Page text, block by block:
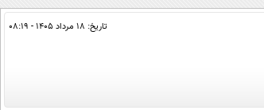
تاریخ: ۱۸ مرداد ۱۴۰۵ - ۰۸:۱۹